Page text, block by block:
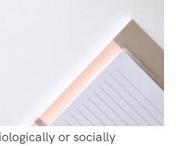
or socially